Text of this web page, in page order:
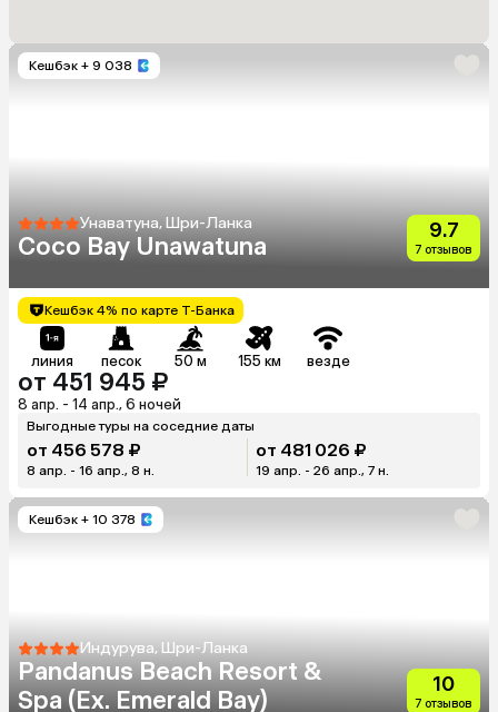
Кешбэк + 9 038
Унаватуна, Шри-Ланка
Coco Bay Unawatuna
9.7
7 отзывов
Кешбэк 4% по карте Т-Банка
линия песок 50 м 155 км везде
от 451 945 ₽
8 апр. - 14 апр., 6 ночей
Выгодные туры на соседние даты
от 456 578 ₽
8 апр. - 16 апр., 8 н.
от 481 026 ₽
19 апр. - 26 апр., 7 н.
Кешбэк + 10 378
Индурува, Шри-Ланка
Pandanus Beach Resort &
Spa (Ex. Emerald Bay)
10
7 отзывов